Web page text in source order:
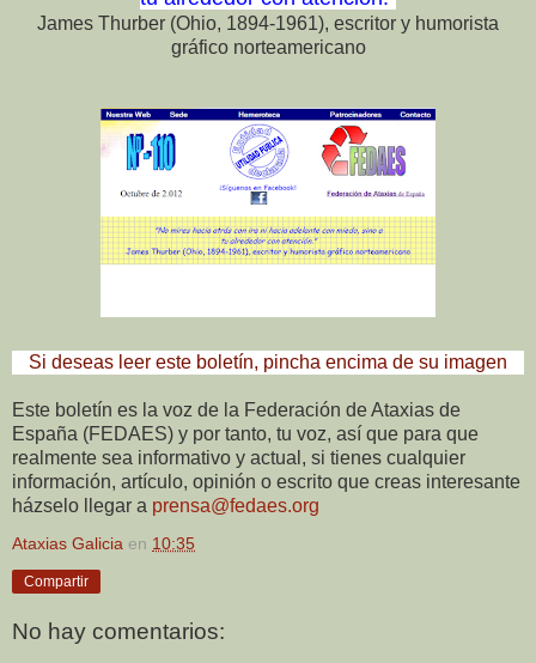
James Thurber (Ohio, 1894-1961), escritor y humorista
gráfico norteamericano
Si deseas leer este boletín, pincha encima de su imagen
Este boletín es la voz de la Federación de Ataxias de
España (FEDAES) y por tanto, tu voz, así que para que
realmente sea informativo y actual, si tienes cualquier
información, artículo, opinión o escrito que creas interesante
házselo llegar a prensa@fedaes.org
Ataxias Galicia en 10:35
Compartir
No hay comentarios: